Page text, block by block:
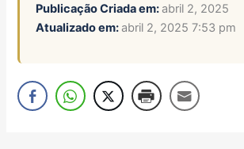
Publicação Criada em:abril 2, 2025
Atualizado em:abril 2, 2025 7:53 pm